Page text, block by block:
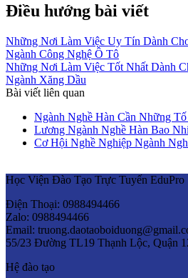
Điều hướng bài viết
Những Nơi Làm Việc Uy Tín Dành
Ngành Công Nghệ Ô Tô
Những Nơi Làm Việc Tốt Nhất Dành
Ngành Xăng Dầu
Bài viết liên quan
Ngành Nghề Hàn Cần Những
Lương Ngành Nghề Hàn Bao
Cơ Hội Nghề Nghiệp Ngành
Học Viện Đào Tạo Trực Tuyến EduPro
Điện Thoại: 0988494466
Zalo: 0988494466
Email:
55/23 Đường TL19 Thạnh Lộc, Quận
Hệ đào tạo